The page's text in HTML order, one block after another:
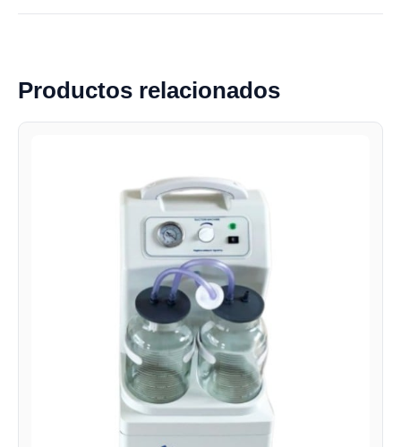
Productos relacionados